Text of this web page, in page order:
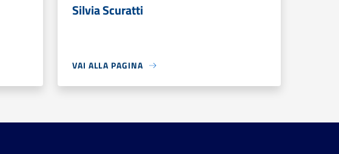
Silvia Scuratti
VAI ALLA PAGINA